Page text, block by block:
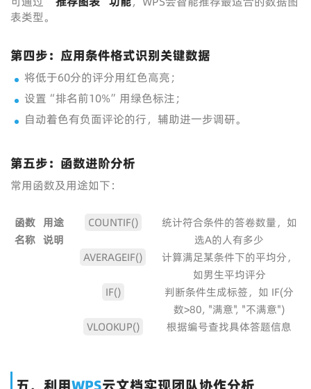
表类型。
第四步：应用条件格式识别关键数据
将低于60分的评分用红色高亮；
设置“排名前10%”用绿色标注；
自动着色有负面评论的行，辅助进一步调研。
第五步：函数进阶分析
常用函数及用途如下：
函数
名称
用途
说明
COUNTIF()
统计符合条件的答卷数量，如
选A的人有多少
AVERAGEIF()
计算满足某条件下的平均分，
如男生平均评分
IF()
判断条件生成标签，如 IF(分
数>80, "满意", "不满意")
VLOOKUP()
根据编号查找具体答题信息